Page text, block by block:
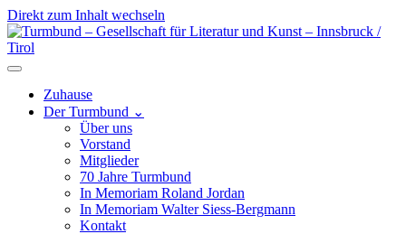
Direkt zum Inhalt wechseln
Hauptnavigation
Zuhause
Der Turmbund ⌄
Über uns
Vorstand
Mitglieder
70 Jahre Turmbund
In Memoriam Roland Jordan
In Memoriam Walter Siess-Bergmann
Kontakt